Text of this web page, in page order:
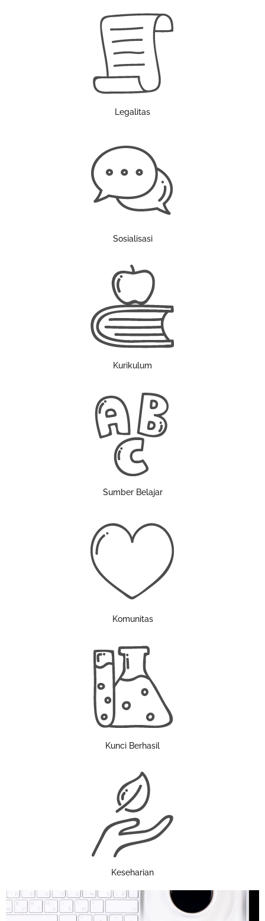
Legalitas
Sosialisasi
Kurikulum
Sumber Belajar
Komunitas
Kunci Berhasil
Keseharian